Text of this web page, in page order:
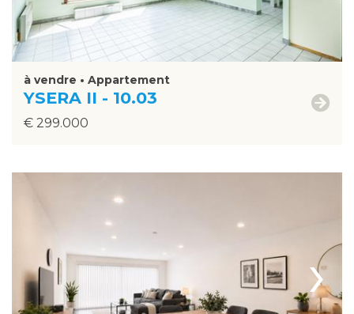
à vendre • Appartement
YSERA II - 10.03
€ 299.000
›